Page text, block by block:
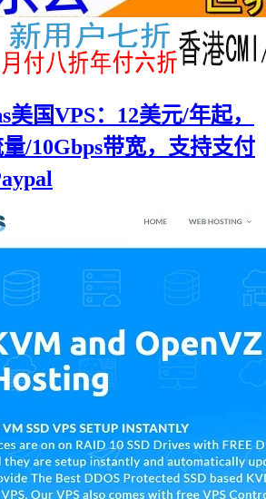
美国VPS：12美元/年起，
/10Gbps带宽，支持支付